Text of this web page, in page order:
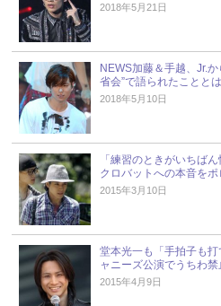
2018年5月21日
NEWS加藤＆手越、Jr.
省会”で語られたことと
2018年5月10日
「練習のときがいちば
クロバットへの本音をポ
2015年3月10日
堂本光一も「手拍子も
ャニーズ公演でうちわ禁
2015年4月9日